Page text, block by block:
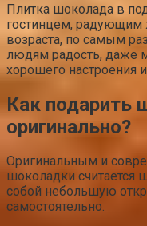
Плитка шоколада в
гостинцем,
возраста, по самым
людям радость, даже
хорошего настроения
Как подарить
оригинально?
Оригинальным и
шоколадки считается
собой небольшую
самостоятельно.